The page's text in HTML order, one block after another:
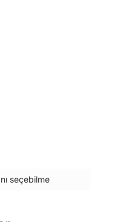
seçebilme